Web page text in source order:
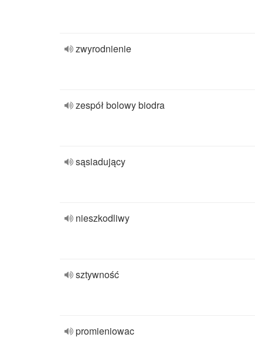
zwyrodnienie
zespół bolowy biodra
sąsiadujący
nieszkodliwy
sztywność
promieniowac